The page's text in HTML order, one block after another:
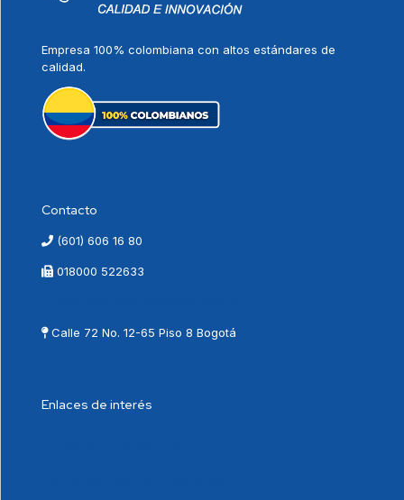
Empresa 100% colombiana con altos estándares de
calidad.
Contacto
(601) 606 16 80
018000 522633
Calle 72 No. 12-65 Piso 8 Bogotá
Enlaces de interés